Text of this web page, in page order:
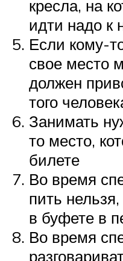
кресла, на
идти надо к
Если кому-
свое место
должен
того
Занимать
то место,
билете
Во время
пить
в буфете в
Во время